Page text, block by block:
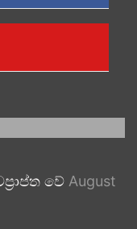
වේ August